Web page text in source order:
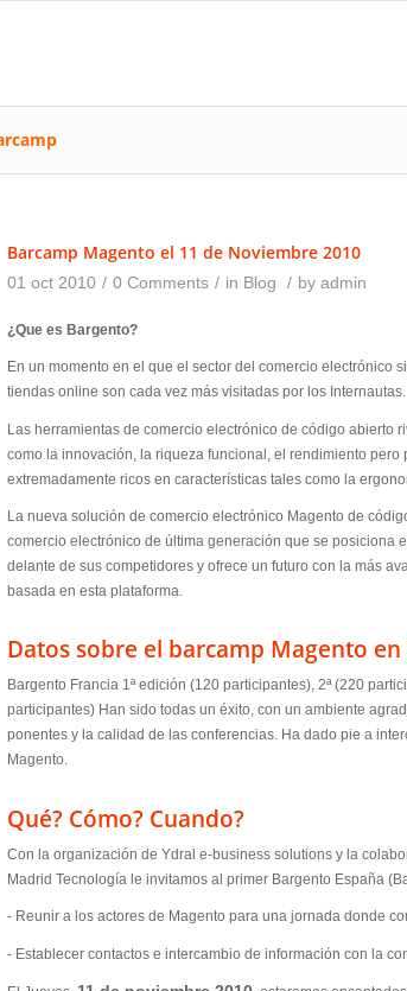
Barcamp Magento el 11 de Noviembre 2010
01 oct 2010 / 0 Comments / in Blog / by admin
¿Que es Bargento?
En un momento en el que el sector del comercio electrónico
tiendas online son cada vez más visitadas por los Internautas.
Las herramientas de comercio electrónico de código abierto
como la innovación, la riqueza funcional, el rendimiento pero
extremadamente ricos en características tales como la
La nueva solución de comercio electrónico Magento de
comercio electrónico de última generación que se posiciona
delante de sus competidores y ofrece un futuro con la más
basada en esta plataforma.
Datos sobre el barcamp Magento en
Bargento Francia 1ª edición (120 participantes), 2ª (220
participantes) Han sido todas un éxito, con un ambiente
ponentes y la calidad de las conferencias. Ha dado pie a
Magento.
Qué? Cómo? Cuando?
Con la organización de Ydral e-business solutions y la
Madrid Tecnología le invitamos al primer Bargento España
- Reunir a los actores de Magento para una jornada donde
- Establecer contactos e intercambio de información con la